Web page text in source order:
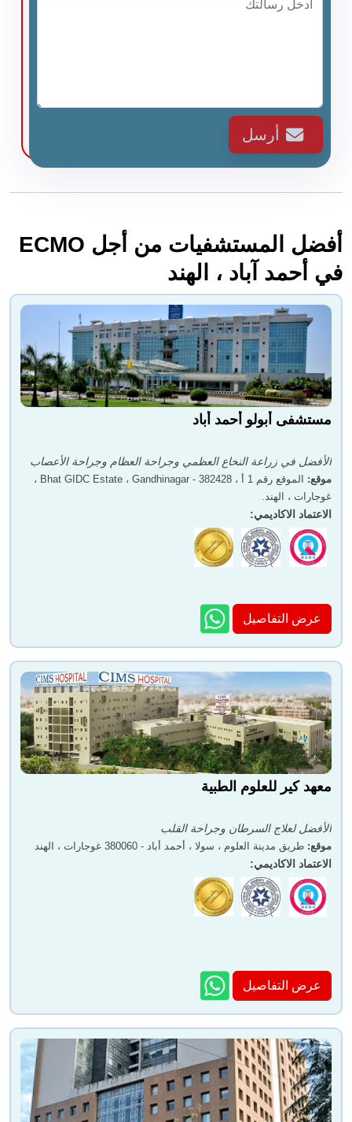
أرسل
أفضل المستشفيات من أجل ECMO
في أحمد آباد ، الهند
مستشفى أبولو أحمد أباد
الأفضل في زراعة النخاع العظمي وجراحة العظام وجراحة الأعصاب
موقع:
الموقع رقم 1 أ ، Bhat GIDC Estate ، Gandhinagar - 382428 ،
غوجارات ، الهند.
الاعتماد الاكاديمي:
عرض التفاصيل
معهد كير للعلوم الطبية
الأفضل لعلاج السرطان وجراحة القلب
موقع: طريق مدينة العلوم ، سولا ، أحمد أباد - 380060 غوجارات ، الهند
الاعتماد الاكاديمي:
عرض التفاصيل